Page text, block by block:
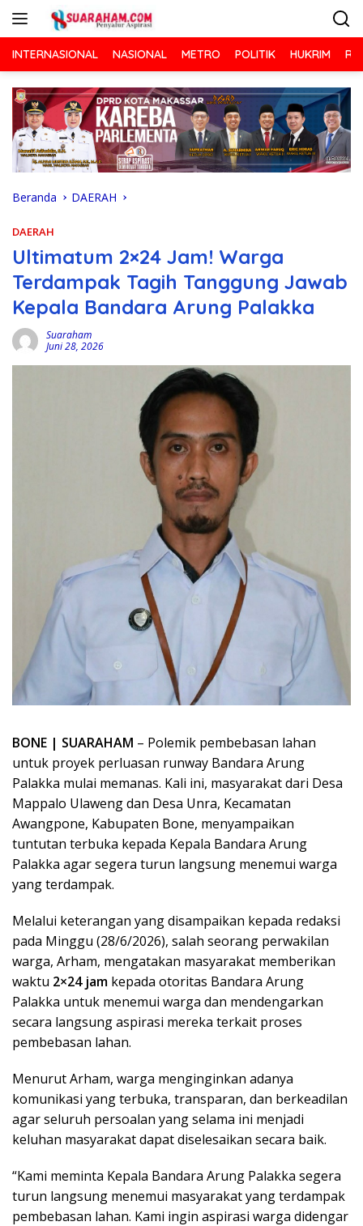
INTERNASIONAL NASIONAL METRO POLITIK HUKRIM
Beranda DAERAH
DAERAH
Ultimatum 2×24 Jam! Warga
Terdampak Tagih Tanggung Jawab
Kepala Bandara Arung Palakka
Suaraham
Juni 28, 2026
BONE | SUARAHAM – Polemik pembebasan lahan
untuk proyek perluasan runway Bandara Arung
Palakka mulai memanas. Kali ini, masyarakat dari Desa
Mappalo Ulaweng dan Desa Unra, Kecamatan
Awangpone, Kabupaten Bone, menyampaikan
tuntutan terbuka kepada Kepala Bandara Arung
Palakka agar segera turun langsung menemui warga
yang terdampak.
Melalui keterangan yang disampaikan kepada redaksi
pada Minggu (28/6/2026), salah seorang perwakilan
warga, Arham, mengatakan masyarakat memberikan
waktu 2×24 jam kepada otoritas Bandara Arung
Palakka untuk menemui warga dan mendengarkan
secara langsung aspirasi mereka terkait proses
pembebasan lahan.
Menurut Arham, warga menginginkan adanya
komunikasi yang terbuka, transparan, dan berkeadilan
agar seluruh persoalan yang selama ini menjadi
keluhan masyarakat dapat diselesaikan secara baik.
“Kami meminta Kepala Bandara Arung Palakka segera
turun langsung menemui masyarakat yang terdampak
pembebasan lahan. Kami ingin aspirasi warga didengar